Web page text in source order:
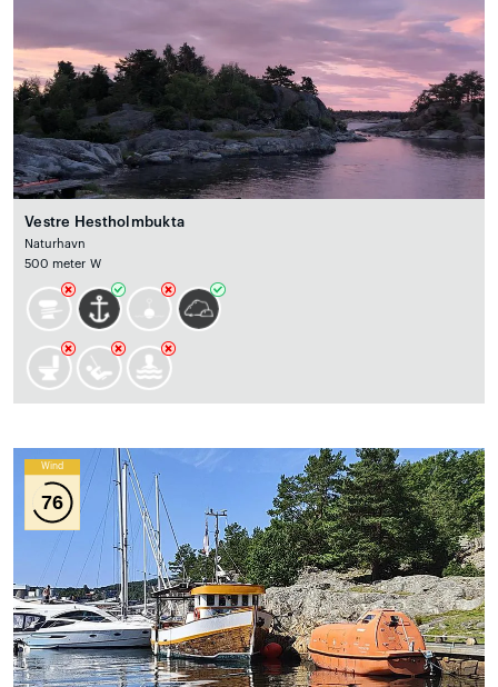
Vestre Hestholmbukta
Naturhavn
500 meter W
Wind
76